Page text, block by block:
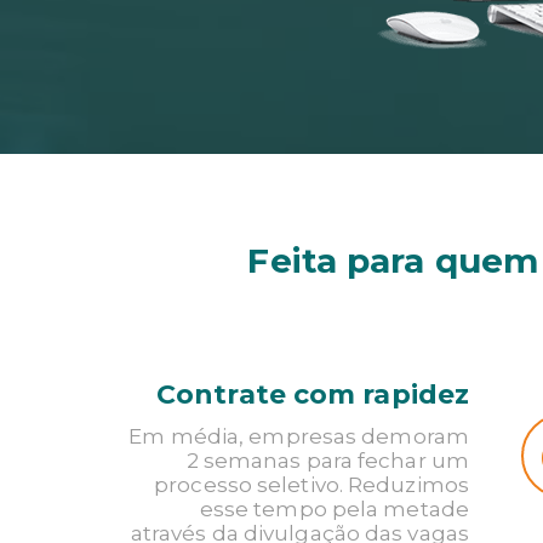
Feita para
Contrate com rapidez
Em média, empresas demoram
2 semanas para fechar um
processo seletivo. Reduzimos
esse tempo pela metade
através da divulgação das vagas